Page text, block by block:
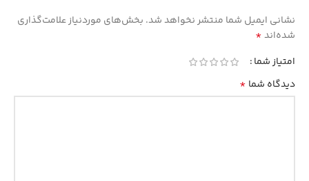
نشانی ایمیل شما منتشر نخواهد شد. بخش‌های موردنیاز علامت‌گذاری
شده‌اند*
امتیاز شما
دیدگاه شما *